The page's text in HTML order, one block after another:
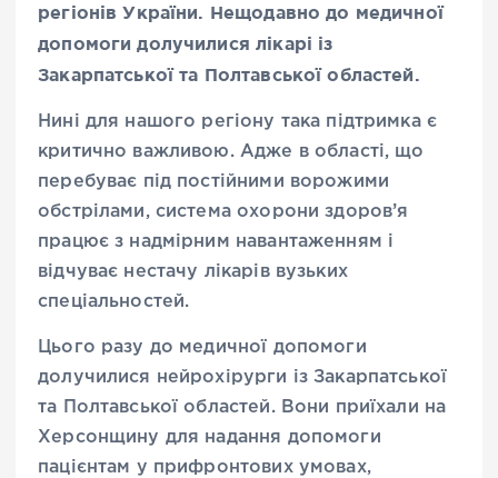
регіонів України. Нещодавно до медичної
допомоги долучилися лікарі із
Закарпатської та Полтавської областей.
Нині для нашого регіону така підтримка є
критично важливою. Адже в області, що
перебуває під постійними ворожими
обстрілами, система охорони здоров’я
працює з надмірним навантаженням і
відчуває нестачу лікарів вузьких
спеціальностей.
Цього разу до медичної допомоги
долучилися нейрохірурги із Закарпатської
та Полтавської областей. Вони приїхали на
Херсонщину для надання допомоги
пацієнтам у прифронтових умовах,